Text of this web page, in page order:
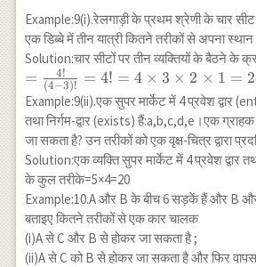
Example:9(i).रेलगाड़ी के प्रथम श्रेणी के चार
एक डिब्बे में तीन यात्री कितने तरीकों से अपना
Solution:चार सीटों पर तीन व्यक्तियों के बैठने के
= (4−3)!
4! = 4! = 4 × 3 × 2 × 1 =
Example:9(ii).एक सुपर मार्केट में 4 प्रवेश द्वार
तथा निर्गम-द्वार (exists) हैं:a,b,c,d,e।एक
जा सकता है? उन तरीकों को एक वृक्ष-चित्र द्वारा
Solution:एक व्यक्ति सुपर मार्केट में 4 प्रवेश द्वार
के कुल तरीके=5×4=20
Example:10.A और B के बीच 6 सड़कें हैं और B
बताइए कितने तरीकों से एक कार चालक
(i)A से C और B से होकर जा सकता है ;
(ii)A से C को B से होकर जा सकता है और फिर